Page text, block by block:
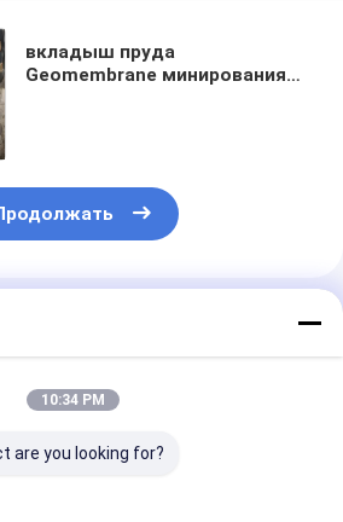
вкладыш пруда
Geomembrane минирования
Продукты
10:34 PM
are you looking for?